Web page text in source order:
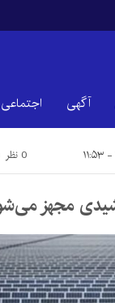
آگهی اجتماعی
0 نظر